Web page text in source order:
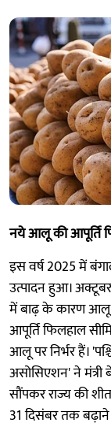
नये आलू की आपूर्ति
इस वर्ष 2025 में
उत्पादन हुआ।
में बाढ़ के कारण आलू
आपूर्ति फिलहाल
आलू पर निर्भर हैं।
असोसिएशन' ने मंत्री
सौंपकर राज्य की
31 दिसंबर तक